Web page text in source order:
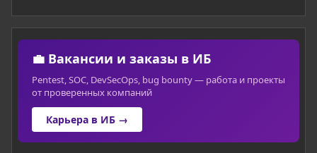
💼 Вакансии и заказы в ИБ
Pentest, SOC, DevSecOps, bug bounty — работа и проекты
от проверенных компаний
Карьера в ИБ →